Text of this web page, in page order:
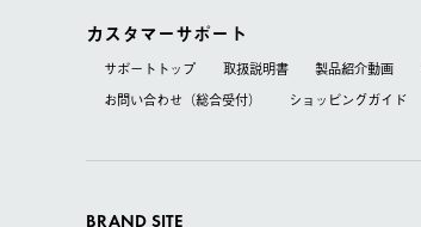
カスタマーサポート
サポートトップ 取扱説明書 製品紹介動画
お問い合わせ（総合受付）
ショッピングガイド
BRAND SITE